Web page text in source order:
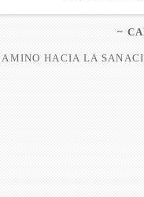
~
HACIA LA